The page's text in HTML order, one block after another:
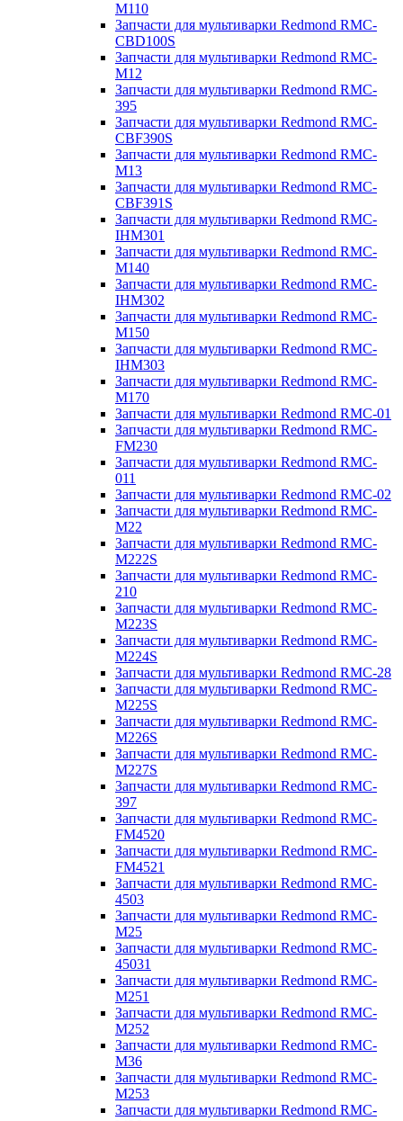
M110
Запчасти для мультиварки Redmond RMC-
CBD100S
Запчасти для мультиварки Redmond RMC-
M12
Запчасти для мультиварки Redmond RMC-
395
Запчасти для мультиварки Redmond RMC-
CBF390S
Запчасти для мультиварки Redmond RMC-
M13
Запчасти для мультиварки Redmond RMC-
CBF391S
Запчасти для мультиварки Redmond RMC-
IHM301
Запчасти для мультиварки Redmond RMC-
M140
Запчасти для мультиварки Redmond RMC-
IHM302
Запчасти для мультиварки Redmond RMC-
M150
Запчасти для мультиварки Redmond RMC-
IHM303
Запчасти для мультиварки Redmond RMC-
M170
Запчасти для мультиварки Redmond RMC-01
Запчасти для мультиварки Redmond RMC-
FM230
Запчасти для мультиварки Redmond RMC-
011
Запчасти для мультиварки Redmond RMC-02
Запчасти для мультиварки Redmond RMC-
M22
Запчасти для мультиварки Redmond RMC-
M222S
Запчасти для мультиварки Redmond RMC-
210
Запчасти для мультиварки Redmond RMC-
M223S
Запчасти для мультиварки Redmond RMC-
M224S
Запчасти для мультиварки Redmond RMC-28
Запчасти для мультиварки Redmond RMC-
M225S
Запчасти для мультиварки Redmond RMC-
M226S
Запчасти для мультиварки Redmond RMC-
M227S
Запчасти для мультиварки Redmond RMC-
397
Запчасти для мультиварки Redmond RMC-
FM4520
Запчасти для мультиварки Redmond RMC-
FM4521
Запчасти для мультиварки Redmond RMC-
4503
Запчасти для мультиварки Redmond RMC-
M25
Запчасти для мультиварки Redmond RMC-
45031
Запчасти для мультиварки Redmond RMC-
M251
Запчасти для мультиварки Redmond RMC-
M252
Запчасти для мультиварки Redmond RMC-
M36
Запчасти для мультиварки Redmond RMC-
M253
Запчасти для мультиварки Redmond RMC-